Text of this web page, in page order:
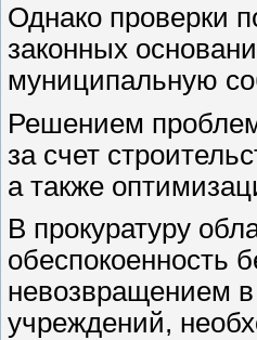
Однако проверки
законных
муниципальную
Решением
за счет
а также
В прокуратуру
обеспокоенность
невозвращением в
учреждений,